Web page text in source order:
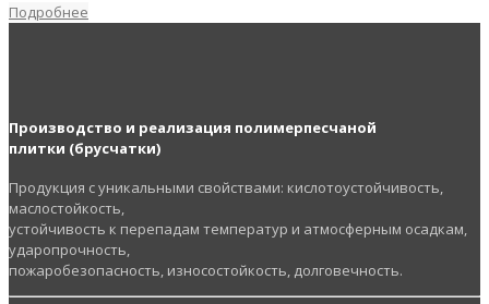
Подробнее
Производство и реализация полимерпесчаной
плитки (брусчатки)
Продукция с уникальными свойствами: кислотоустойчивость,
маслостойкость,
устойчивость к перепадам температур и атмосферным осадкам,
ударопрочность,
пожаробезопасность, износостойкость, долговечность.